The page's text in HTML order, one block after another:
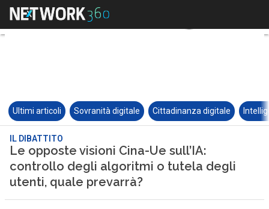
Ultimi articoli Sovranità digitale Cittadinanza digitale
IL DIBATTITO
Le opposte visioni Cina-Ue sull’IA:
controllo degli algoritmi o tutela degli
utenti, quale prevarrà?